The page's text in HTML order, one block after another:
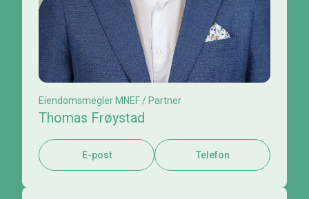
Eiendomsmegler MNEF / Partner
Thomas Frøystad
E-post Telefon